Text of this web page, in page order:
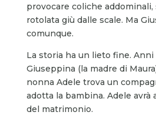
provocare coliche
rotolata giù dalle scale. Ma
comunque.
La storia ha un lieto fine. Anni
Giuseppina (la madre di
nonna Adele trova un
adotta la bambina. Adele avrà
del matrimonio.